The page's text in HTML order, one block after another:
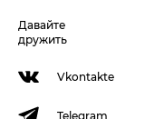
Давайте
дружить
Vkontakte
Telegram